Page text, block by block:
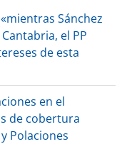
Sánchez
el PP
de esta
en el
de cobertura
Polaciones